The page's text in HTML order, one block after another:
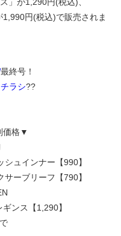
円(税込)で販売されま
最終号！
ラシ??
価格▼
ュインナー【990】
ーブリーフ【790】
ンス【1,290】